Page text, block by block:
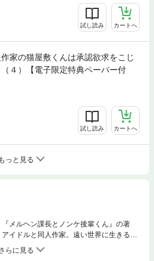
試し読み カートへ
家の猫屋敷くんは承認欲求をこじ
４）【電子限定特典ペーパー付
試し読み カートへ
もっと見る
『メルヘン課長とノンケ後輩くん』の著
ドルと同人作家。遠い世界に生きる２
はないはずだった…！ ◎猫屋敷守（ねこ
人作家 ペンネーム：骨肉（ほねにく）